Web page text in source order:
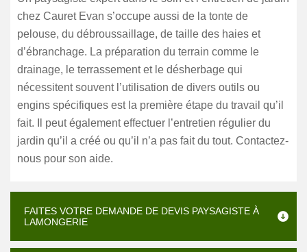
chez Cauret Evan s’occupe aussi de la tonte de
pelouse, du débroussaillage, de taille des haies et
d’ébranchage. La préparation du terrain comme le
drainage, le terrassement et le désherbage qui
nécessitent souvent l’utilisation de divers outils ou
engins spécifiques est la première étape du travail qu’il
fait. Il peut également effectuer l’entretien régulier du
jardin qu’il a créé ou qu’il n’a pas fait du tout. Contactez-
nous pour son aide.
FAITES VOTRE DEMANDE DE DEVIS PAYSAGISTE À
LAMONGERIE